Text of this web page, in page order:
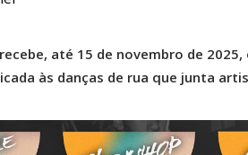
até 15 de novembro de
às danças de rua que junta